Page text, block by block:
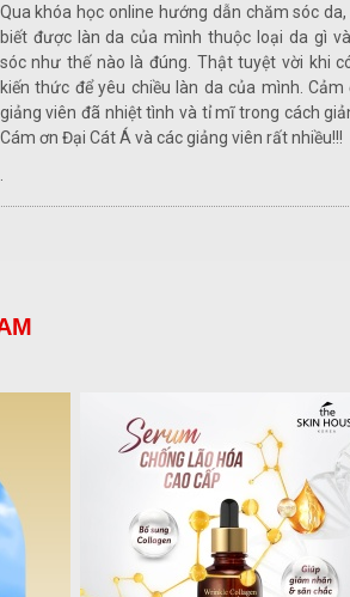
Qua khóa học online hướng dẫn chăm sóc
biết được làn da của mình thuộc loại da gì
sóc như thế nào là đúng. Thật tuyệt vời khi
kiến thức để yêu chiều làn da của mình. Cảm
giảng viên đã nhiệt tình và tỉ mĩ trong cách
Cám ơn Đại Cát Á và các giảng viên rất nhiều!!!